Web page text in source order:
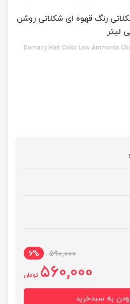
رنگ قهوه ای شکلاتی روشن
Domacy Hair Color Low Ammonia
590,000
6%
560,000 تومان